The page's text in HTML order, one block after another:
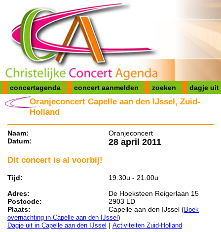
concertagenda concert aanmelden zoeken dagje uit
Oranjeconcert Capelle aan den IJssel, Zuid-
Holland
Naam:
Oranjeconcert
Datum:
28 april 2011
Dit concert is al voorbij!
Tijd:
19.30u - 21.00u
Adres:
De Hoeksteen Reigerlaan 15
Postcode:
2903 LD
Plaats:
Capelle aan den IJssel (Boek
overnachting in Capelle aan den IJssel )
Dagje uit in Capelle aan den IJssel | Activiteiten Zuid-Holland